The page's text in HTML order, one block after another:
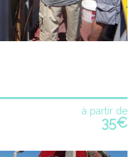
à partir de
35€